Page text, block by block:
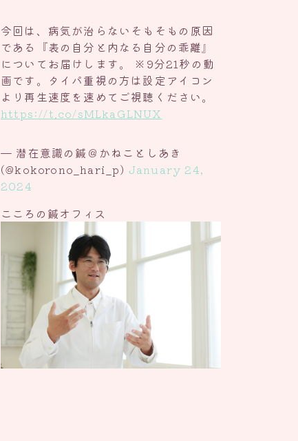
今回は、病気が治らないそもそもの原因
である『表の自分と内なる自分の乖離』
についてお届けします。 ※9分21秒の動
画です。タイパ重視の方は設定アイコン
より再生速度を速めてご視聴ください。
https://t.co/sMLkaGLNUX
— 潜在意識の鍼＠かねことしあき
(@kokorono_hari_p) January 24,
2024
こころの鍼オフィス